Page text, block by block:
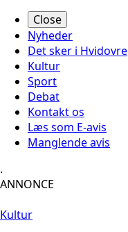
Close
Nyheder
Det sker i Hvidovre
Kultur
Sport
Debat
Kontakt os
Læs som E-avis
Manglende avis
.
ANNONCE
Kultur